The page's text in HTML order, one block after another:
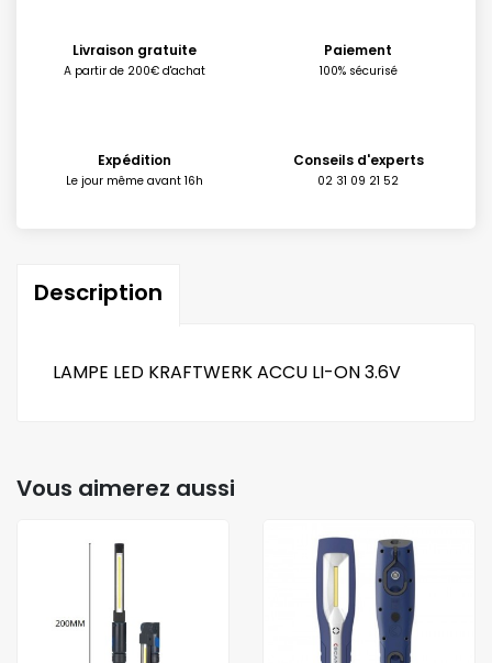
Livraison gratuite
A partir de 200€ d'achat
Paiement
100% sécurisé
Expédition
Le jour même avant 16h
Conseils d'experts
02 31 09 21 52
Description
LAMPE LED KRAFTWERK ACCU LI-ON 3.6V
Vous aimerez aussi